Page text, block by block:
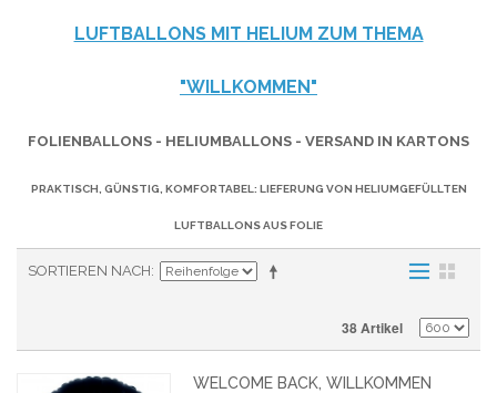
LUFTBALLONS MIT HELIUM ZUM THEMA
"WILLKOMMEN"
FOLIENBALLONS - HELIUMBALLONS - VERSAND IN KARTONS
PRAKTISCH, GÜNSTIG, KOMFORTABEL: LIEFERUNG VON HELIUMGEFÜLLTEN
LUFTBALLONS AUS FOLIE
SORTIEREN NACH
38 Artikel
WELCOME BACK, WILLKOMMEN